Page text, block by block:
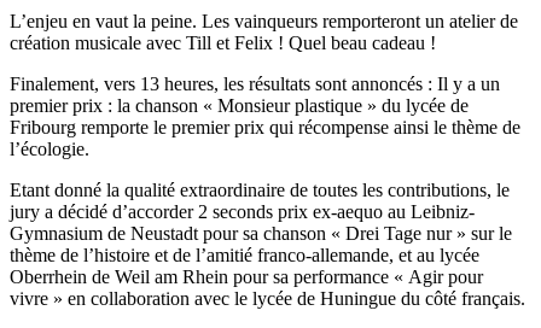
L’enjeu en vaut la peine. Les vainqueurs remporteront un atelier de
création musicale avec Till et Felix ! Quel beau cadeau !
Finalement, vers 13 heures, les résultats sont annoncés : Il y a un
premier prix : la chanson « Monsieur plastique » du lycée de
Fribourg remporte le premier prix qui récompense ainsi le thème de
l’écologie.
Etant donné la qualité extraordinaire de toutes les contributions, le
jury a décidé d’accorder 2 seconds prix ex-aequo au Leibniz-
Gymnasium de Neustadt pour sa chanson « Drei Tage nur » sur le
thème de l’histoire et de l’amitié franco-allemande, et au lycée
Oberrhein de Weil am Rhein pour sa performance « Agir pour
vivre » en collaboration avec le lycée de Huningue du côté français.